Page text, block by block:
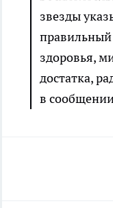
звезды
здоровья,
достатка,
в